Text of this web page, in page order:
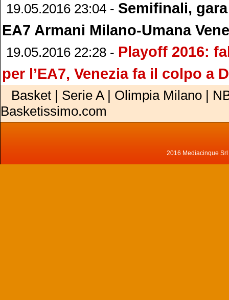
19.05.2016 23:04 - Semifinali,
EA7 Armani Milano-Umana
19.05.2016 22:28 - Playoff 2016:
per l’EA7, Venezia fa il colpo a
Basket | Serie A | Olimpia Milano |
Basketissimo.com
2016 Mediacinque Srl